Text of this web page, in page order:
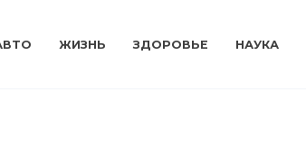
ЖИЗНЬ ЗДОРОВЬЕ НАУКА